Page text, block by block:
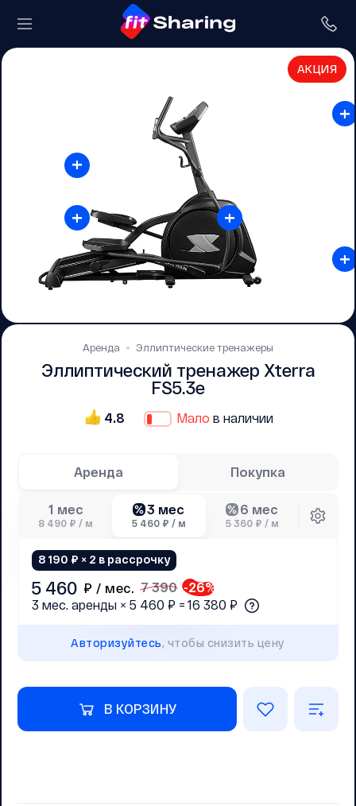
АКЦИЯ
+
+
+
+
+
Аренда Эллиптические тренажеры
Эллиптический тренажер Xterra
FS5.3e
4.8 Мало в наличии
Аренда Покупка
1 мес
8 490 ₽ / м
3 мес
5 460 ₽ / м
6 мес
5 360 ₽ / м
8 190 ₽ × 2 в рассрочку
5 460 ₽ / мес. 7 390 -26%
3 мес. аренды × 5 460 ₽ = 16 380 ₽
Авторизуйтесь, чтобы снизить цену
В КОРЗИНУ